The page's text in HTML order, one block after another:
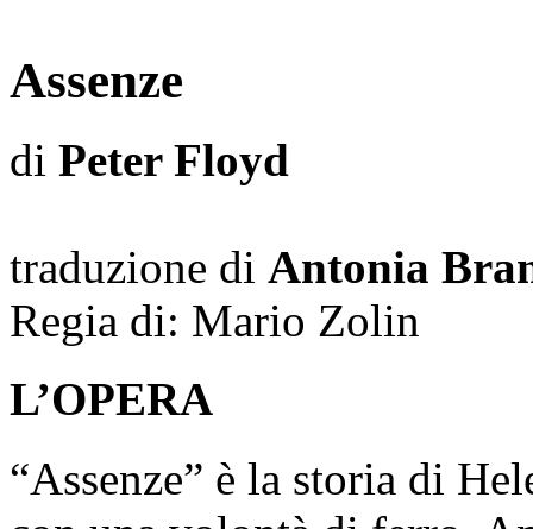
Assenze
di Peter Floyd
traduzione di Antonia
Regia di: Mario Zolin
L’OPERA
“Assenze” è la storia di